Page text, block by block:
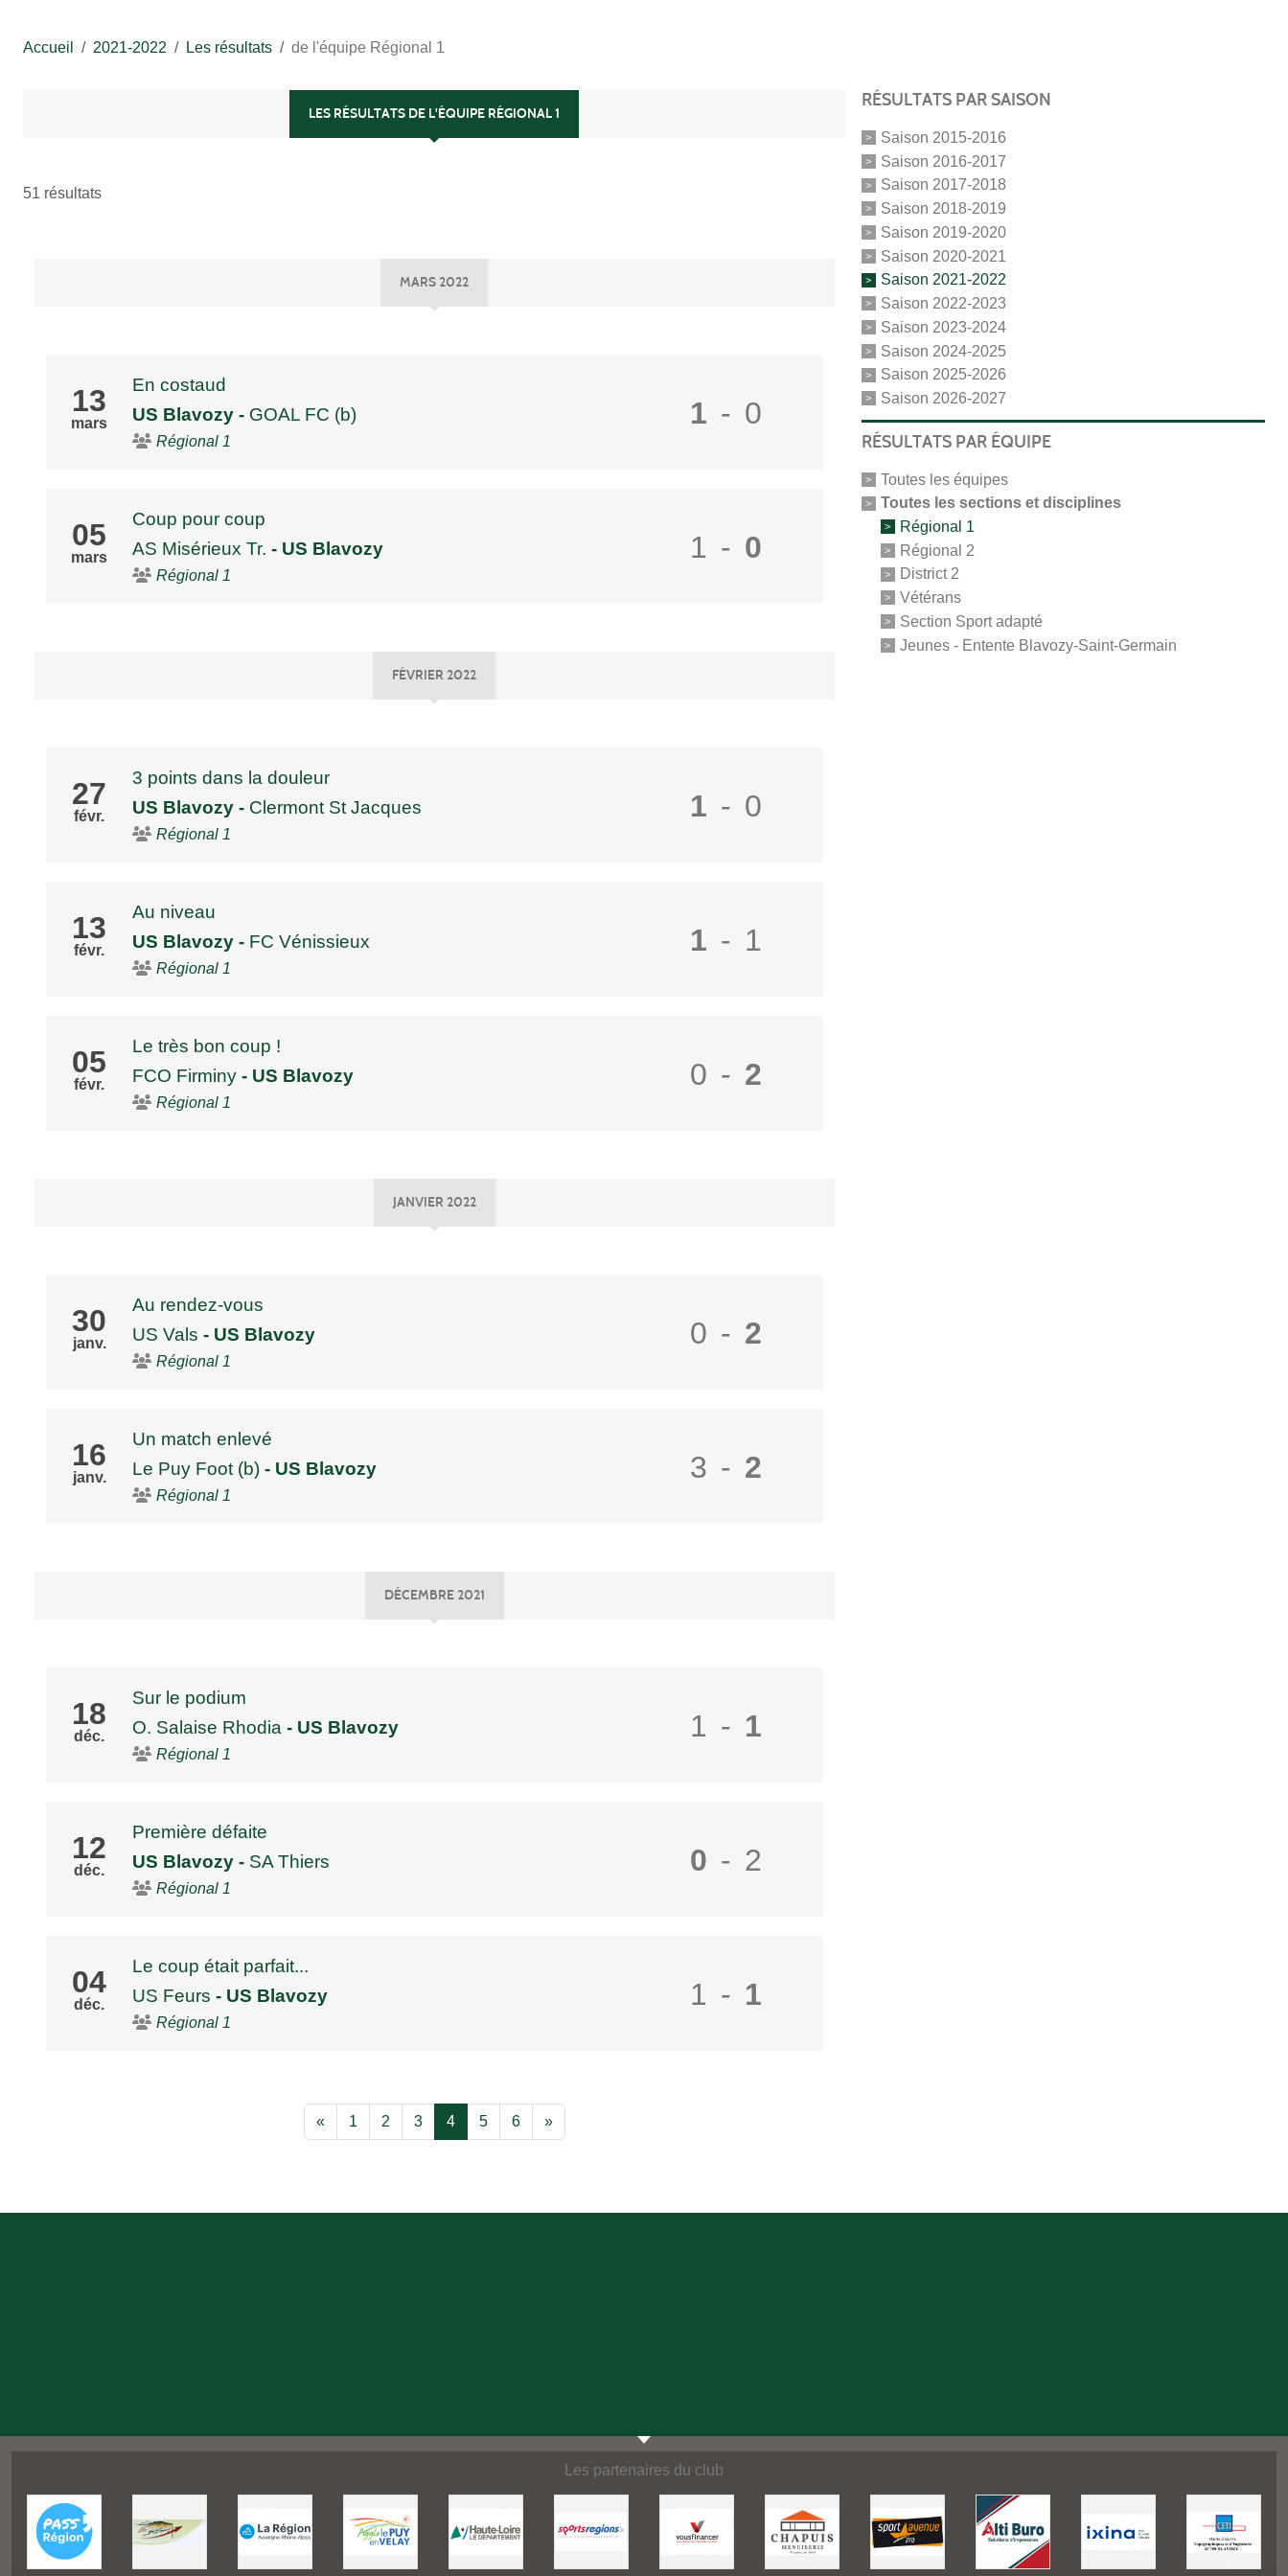
Accueil 2021-2022 Les résultats de l'équipe Régional 1
LES RÉSULTATS DE L'ÉQUIPE RÉGIONAL 1
51 résultats
MARS 2022
13
mars
En costaud
US Blavozy - GOAL FC (b)
Régional 1
1 - 0
05
mars
Coup pour coup
AS Misérieux Tr. - US Blavozy
Régional 1
1 - 0
FÉVRIER 2022
27
févr.
3 points dans la douleur
US Blavozy - Clermont St Jacques
Régional 1
1 - 0
13
févr.
Au niveau
US Blavozy - FC Vénissieux
Régional 1
1 - 1
05
févr.
Le très bon coup !
FCO Firminy - US Blavozy
Régional 1
0 - 2
JANVIER 2022
30
janv.
Au rendez-vous
US Vals - US Blavozy
Régional 1
0 - 2
16
janv.
Un match enlevé
Le Puy Foot (b) - US Blavozy
Régional 1
3 - 2
DÉCEMBRE 2021
18
déc.
Sur le podium
O. Salaise Rhodia - US Blavozy
Régional 1
1 - 1
12
déc.
Première défaite
US Blavozy - SA Thiers
Régional 1
0 - 2
04
déc.
Le coup était parfait...
US Feurs - US Blavozy
Régional 1
1 - 1
« 1 2 3 4 5 6 »
RÉSULTATS PAR SAISON
Saison 2015-2016
Saison 2016-2017
Saison 2017-2018
Saison 2018-2019
Saison 2019-2020
Saison 2020-2021
Saison 2021-2022
Saison 2022-2023
Saison 2023-2024
Saison 2024-2025
Saison 2025-2026
Saison 2026-2027
RÉSULTATS PAR ÉQUIPE
Toutes les équipes
Toutes les sections et disciplines
Régional 1
Régional 2
District 2
Vétérans
Section Sport adapté
Jeunes - Entente Blavozy-Saint-Germain
Les partenaires du club